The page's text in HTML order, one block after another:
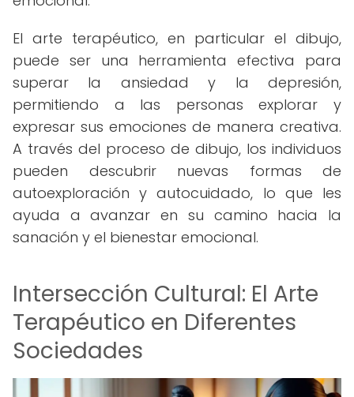
El arte terapéutico, en particular el dibujo,
puede ser una herramienta efectiva para
superar la ansiedad y la depresión,
permitiendo a las personas explorar y
expresar sus emociones de manera creativa.
A través del proceso de dibujo, los individuos
pueden descubrir nuevas formas de
autoexploración y autocuidado, lo que les
ayuda a avanzar en su camino hacia la
sanación y el bienestar emocional.
Intersección Cultural: El Arte
Terapéutico en Diferentes
Sociedades